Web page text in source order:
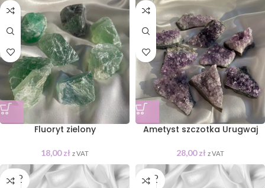
Fluoryt zielony
18,00zł z VAT
Ametyst szczotka Urugwaj
28,00zł z VAT
SOLD
OUT
SOLD
OUT